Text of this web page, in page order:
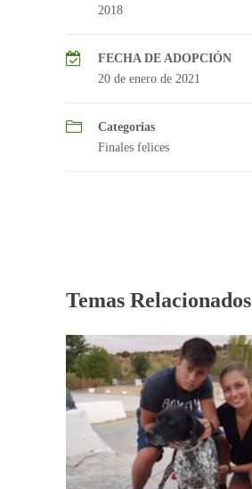
2018
FECHA DE ADOPCIÓN
20 de enero de 2021
Categorias
Finales felices
Temas Relacionados